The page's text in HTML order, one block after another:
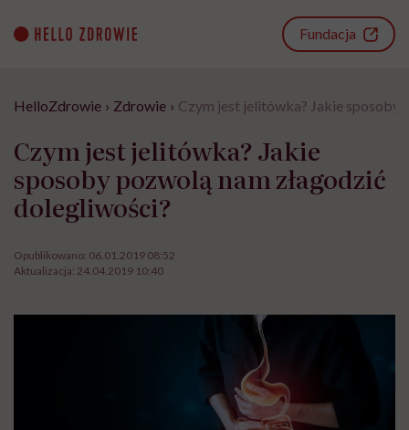
content
Fundacja
HelloZdrowie › Zdrowie › Czym jest jelitówka? Jakie sposoby
Czym jest jelitówka? Jakie
sposoby pozwolą nam złagodzić
dolegliwości?
Opublikowano: 06.01.2019 08:52
Aktualizacja: 24.04.2019 10:40